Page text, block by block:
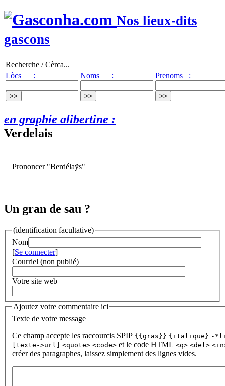
Nos lieux-dits
gascons
Recherche / Cèrca...
Lòcs :
Noms : Prenoms :
en graphie alibertine :
Verdelais
Prononcer "Berdélaÿs"
Un gran de sau ?
(identification facultative)
Nom
[Se connecter]
Courriel (non publié)
Votre site web
Ajoutez votre commentaire ici
Texte de votre message
Ce champ accepte les raccourcis SPIP {{gras}} {italique} -
[texte->url] <quote> <code> et le code HTML <q> <del>
créer des paragraphes, laissez simplement des lignes vides.